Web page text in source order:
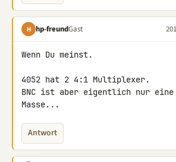
H hp-freundGast
Wenn Du meinst.
4052 hat 2 4:1 Multiplexer.
BNC ist aber eigentlich nur eine
Masse...
Antwort